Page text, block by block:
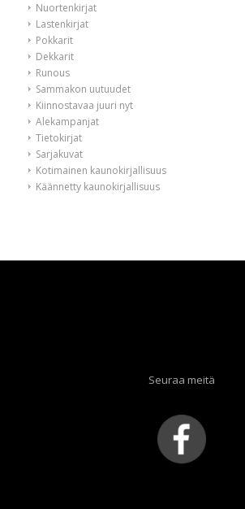
Nuortenkirjat
Lastenkirjat
Pokkarit
Dekkarit
Runous
Sammakon uutuudet
Kiinnostavaa juuri nyt
Alekampanjat
Tietokirjat
Sarjakuvat
Kotimainen kaunokirjallisuus
Käännetty kaunokirjallisuus
Seuraa meitä